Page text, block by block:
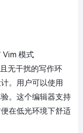
Vim 模式
无干扰的写作环
。用户可以使用
。这个编辑器支持
在低光环境下舒适